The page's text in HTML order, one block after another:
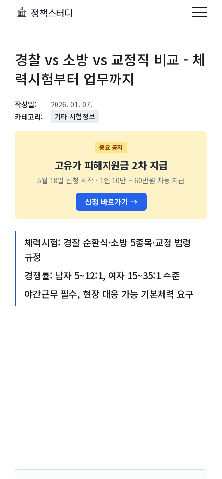
정책스터디
경찰 vs 소방 vs 교정직 비교 - 체
력시험부터 업무까지
작성일:
2026. 01. 07.
카테고리:
기타 시험정보
중요 공지
고유가 피해지원금 2차 지급
5월 18일 신청 시작 · 1인 10만 ~ 60만원 차등 지급
신청 바로가기 →
체력시험: 경찰 순환식·소방 5종목·교정 법령
규정
경쟁률: 남자 5~12:1, 여자 15~35:1 수준
야간근무 필수, 현장 대응 가능 기본체력 요구